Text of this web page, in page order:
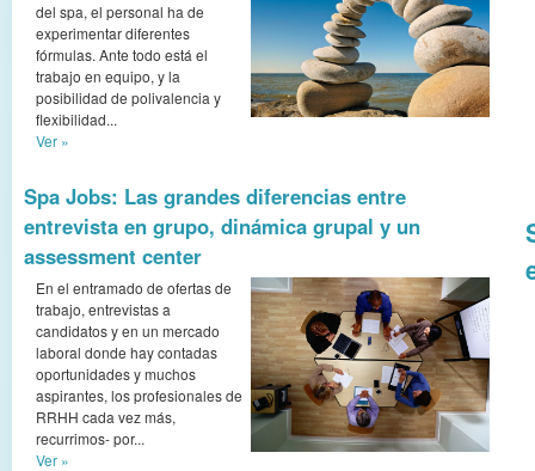
del spa, el personal ha de
experimentar diferentes
fórmulas. Ante todo está el
trabajo en equipo, y la
posibilidad de polivalencia y
flexibilidad...
Ver »
Spa Jobs: Las grandes diferencias entre
entrevista en grupo, dinámica grupal y un
assessment center
En el entramado de ofertas de
trabajo, entrevistas a
candidatos y en un mercado
laboral donde hay contadas
oportunidades y muchos
aspirantes, los profesionales de
RRHH cada vez más,
recurrimos- por...
Ver »